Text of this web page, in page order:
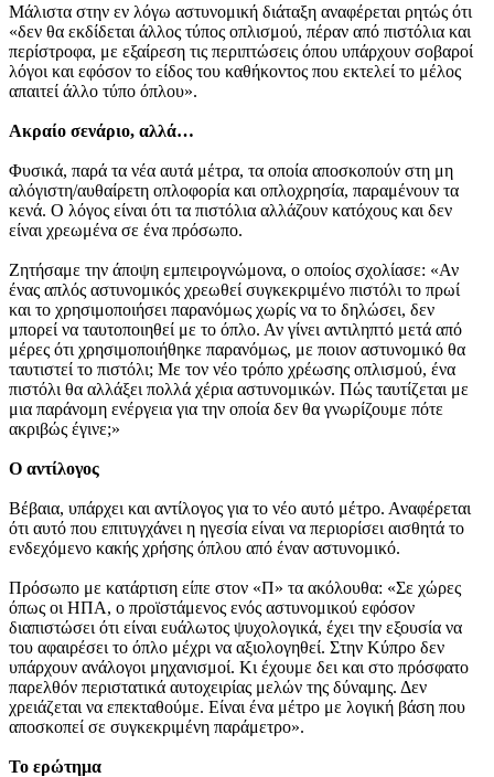
Μάλιστα στην εν λόγω αστυνομική διάταξη αναφέρεται ρητώς ότι
«δεν θα εκδίδεται άλλος τύπος οπλισμού, πέραν από πιστόλια και
περίστροφα, με εξαίρεση τις περιπτώσεις όπου υπάρχουν σοβαροί
λόγοι και εφόσον το είδος του καθήκοντος που εκτελεί το μέλος
απαιτεί άλλο τύπο όπλου».
Ακραίο σενάριο, αλλά…
Φυσικά, παρά τα νέα αυτά μέτρα, τα οποία αποσκοπούν στη μη
αλόγιστη/αυθαίρετη οπλοφορία και οπλοχρησία, παραμένουν τα
κενά. Ο λόγος είναι ότι τα πιστόλια αλλάζουν κατόχους και δεν
είναι χρεωμένα σε ένα πρόσωπο.
Ζητήσαμε την άποψη εμπειρογνώμονα, ο οποίος σχολίασε: «Αν
ένας απλός αστυνομικός χρεωθεί συγκεκριμένο πιστόλι το πρωί
και το χρησιμοποιήσει παρανόμως χωρίς να το δηλώσει, δεν
μπορεί να ταυτοποιηθεί με το όπλο. Αν γίνει αντιληπτό μετά από
μέρες ότι χρησιμοποιήθηκε παρανόμως, με ποιον αστυνομικό θα
ταυτιστεί το πιστόλι; Με τον νέο τρόπο χρέωσης οπλισμού, ένα
πιστόλι θα αλλάξει πολλά χέρια αστυνομικών. Πώς ταυτίζεται με
μια παράνομη ενέργεια για την οποία δεν θα γνωρίζουμε πότε
ακριβώς έγινε;»
Ο αντίλογος
Βέβαια, υπάρχει και αντίλογος για το νέο αυτό μέτρο. Αναφέρεται
ότι αυτό που επιτυγχάνει η ηγεσία είναι να περιορίσει αισθητά το
ενδεχόμενο κακής χρήσης όπλου από έναν αστυνομικό.
Πρόσωπο με κατάρτιση είπε στον «Π» τα ακόλουθα: «Σε χώρες
όπως οι ΗΠΑ, ο προϊστάμενος ενός αστυνομικού εφόσον
διαπιστώσει ότι είναι ευάλωτος ψυχολογικά, έχει την εξουσία να
του αφαιρέσει το όπλο μέχρι να αξιολογηθεί. Στην Κύπρο δεν
υπάρχουν ανάλογοι μηχανισμοί. Κι έχουμε δει και στο πρόσφατο
παρελθόν περιστατικά αυτοχειρίας μελών της δύναμης. Δεν
χρειάζεται να επεκταθούμε. Είναι ένα μέτρο με λογική βάση που
αποσκοπεί σε συγκεκριμένη παράμετρο».
Το ερώτημα